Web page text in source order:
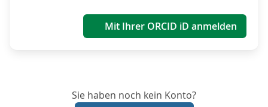
Mit Ihrer ORCID iD anmelden
Sie haben noch kein Konto?